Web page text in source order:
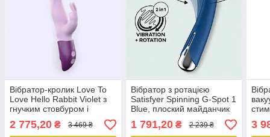
Вібратор-кролик Love To
Love Hello Rabbit Violet з
гнучким стовбуром і
стимуляцією точки G, 2
мотори
2 775,20 ₴ 3 469 ₴
Вібратор з ротацією
Satisfyer Spinning G-Spot 1
Blue, плоский майданчик
для стимуляції точки G
1 791,20₴ 2 239 ₴ 3